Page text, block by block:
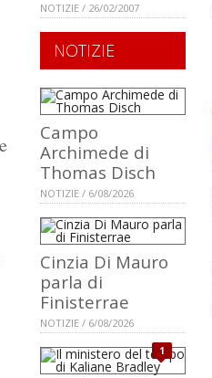
NOTIZIE / 26/02/2007
NOTIZIE
Campo
Archimede di
Thomas Disch
NOTIZIE / 6/08/2026
Cinzia Di Mauro
parla di
Finisterrae
NOTIZIE / 6/08/2026
1